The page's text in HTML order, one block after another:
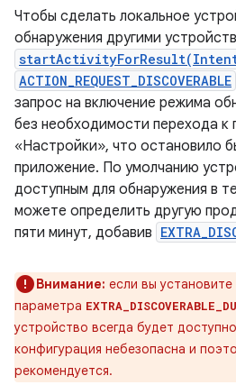
Чтобы сделать локальное
обнаружения другими
ACTION_REQUEST_DISCOVERABLE
запрос на включение режима
без необходимости перехода к
«Настройки», что остановило
приложение. По умолчанию
доступным для обнаружения в
можете определить другую
пяти минут, добавив
Внимание: если вы
параметра
устройство всегда будет
конфигурация небезопасна и
рекомендуется.